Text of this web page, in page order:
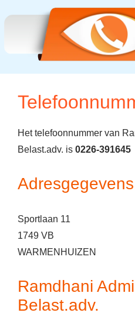
Het telefoonnummer van
Belast.adv. is 0226-391645
Adresgegevens
Sportlaan 11
1749 VB
WARMENHUIZEN
Ramdhani
Belast.adv.